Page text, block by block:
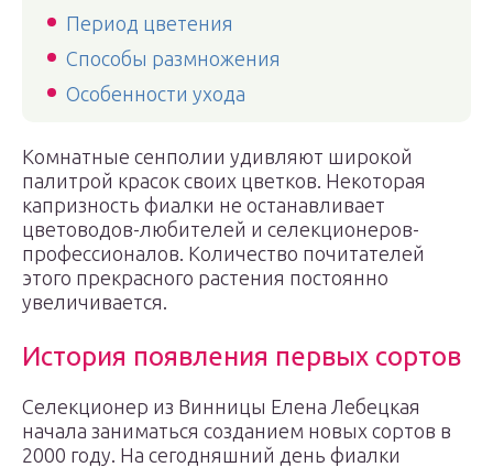
Период цветения
Способы размножения
Особенности ухода
Комнатные сенполии удивляют широкой
палитрой красок своих цветков. Некоторая
капризность фиалки не останавливает
цветоводов-любителей и селекционеров-
профессионалов. Количество почитателей
этого прекрасного растения постоянно
увеличивается.
История появления первых сортов
Селекционер из Винницы Елена Лебецкая
начала заниматься созданием новых сортов в
2000 году. На сегодняшний день фиалки